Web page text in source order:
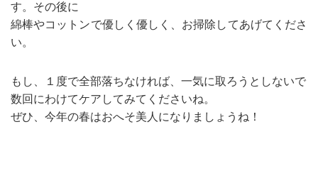
す。その後に
綿棒やコットンで優しく優しく、お掃除してあげてくださ
い。
もし、１度で全部落ちなければ、一気に取ろうとしないで
数回にわけてケアしてみてくださいね。
ぜひ、今年の春はおへそ美人になりましょうね！